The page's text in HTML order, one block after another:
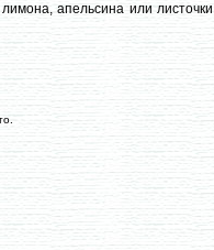
апельсина или листочки